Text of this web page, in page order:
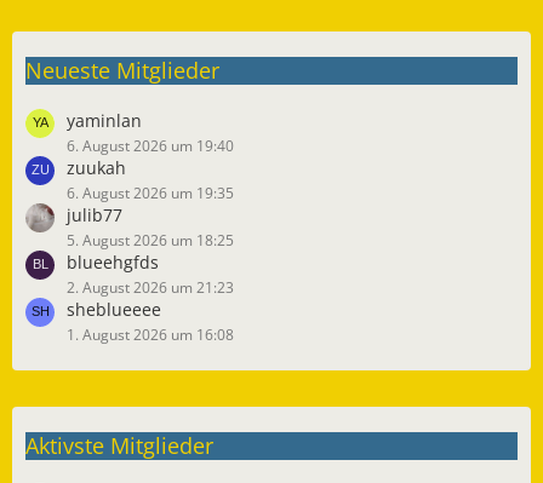
Neueste Mitglieder
yaminlan
6. August 2026 um 19:40
zuukah
6. August 2026 um 19:35
julib77
5. August 2026 um 18:25
blueehgfds
2. August 2026 um 21:23
sheblueeee
1. August 2026 um 16:08
Aktivste Mitglieder